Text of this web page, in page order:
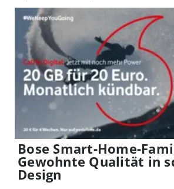
Bose Smart-Home-
Gewohnte Qualität in
Design